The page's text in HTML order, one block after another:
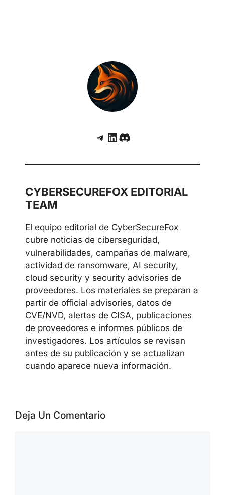
de JavaScript en Node.js
Cómo las alertas de baja prioridad crean
puntos ciegos en el SOC
Telegram
LinkedIn
Discord
CYBERSECUREFOX EDITORIAL
TEAM
El equipo editorial de CyberSecureFox
cubre noticias de ciberseguridad,
vulnerabilidades, campañas de malware,
actividad de ransomware, AI security,
CVE/NVD, alertas de CISA, publicaciones